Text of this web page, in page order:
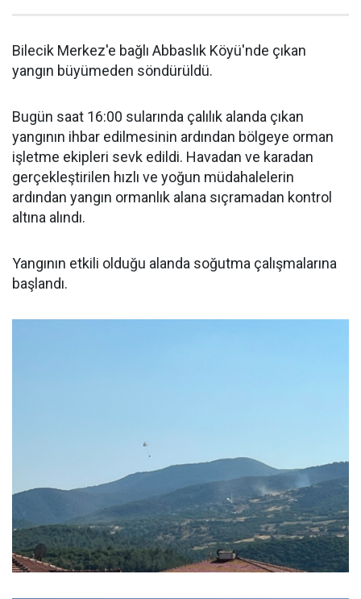
Bilecik Merkez'e bağlı Abbaslık Köyü'nde çıkan
yangın büyümeden söndürüldü.
Bugün saat 16:00 sularında çalılık alanda çıkan
yangının ihbar edilmesinin ardından bölgeye orman
işletme ekipleri sevk edildi. Havadan ve karadan
gerçekleştirilen hızlı ve yoğun müdahalelerin
ardından yangın ormanlık alana sıçramadan kontrol
altına alındı.
Yangının etkili olduğu alanda soğutma çalışmalarına
başlandı.